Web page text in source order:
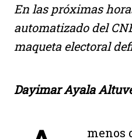
En las próximas
automatizado del
maqueta electoral
Dayimar Ayala
menos